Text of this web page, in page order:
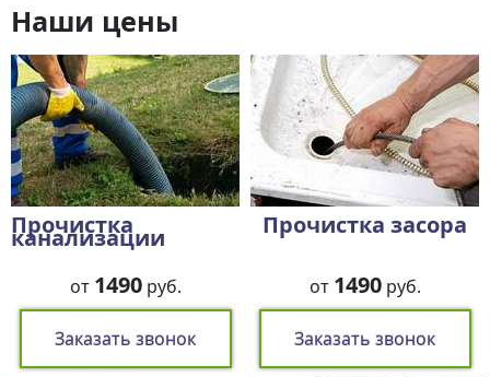
Наши цены
Прочистка
канализации
от 1490руб.
Заказать звонок
Прочистка засора
от 1490руб.
Заказать звонок